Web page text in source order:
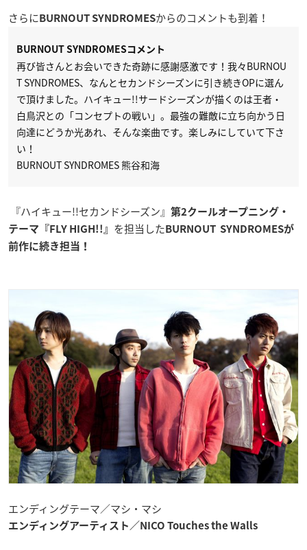
さらに BURNOUT SYNDROMESからのコメントも到着！
BURNOUT SYNDROMESコメント
再び皆さんとお会いできた奇跡に感謝感激です！我々BURNOU
T SYNDROMES、なんとセカンドシーズンに引き続きOPに選ん
で頂けました。ハイキュー!!サードシーズンが描くのは王者・
白鳥沢との「コンセプトの戦い」。最強の難敵に立ち向かう日
向達にどうか光あれ、そんな楽曲です。楽しみにしていて下さ
い！
BURNOUT SYNDROMES 熊谷和海
『ハイキュー!!セカンドシーズン』 第2クールオープニング・
テーマ 『FLY HIGH!!』 を担当した BURNOUT SYNDROMESが
前作に続き担当！
エンディングテーマ／マシ・マシ
エンディングアーティスト／NICO Touches the Walls